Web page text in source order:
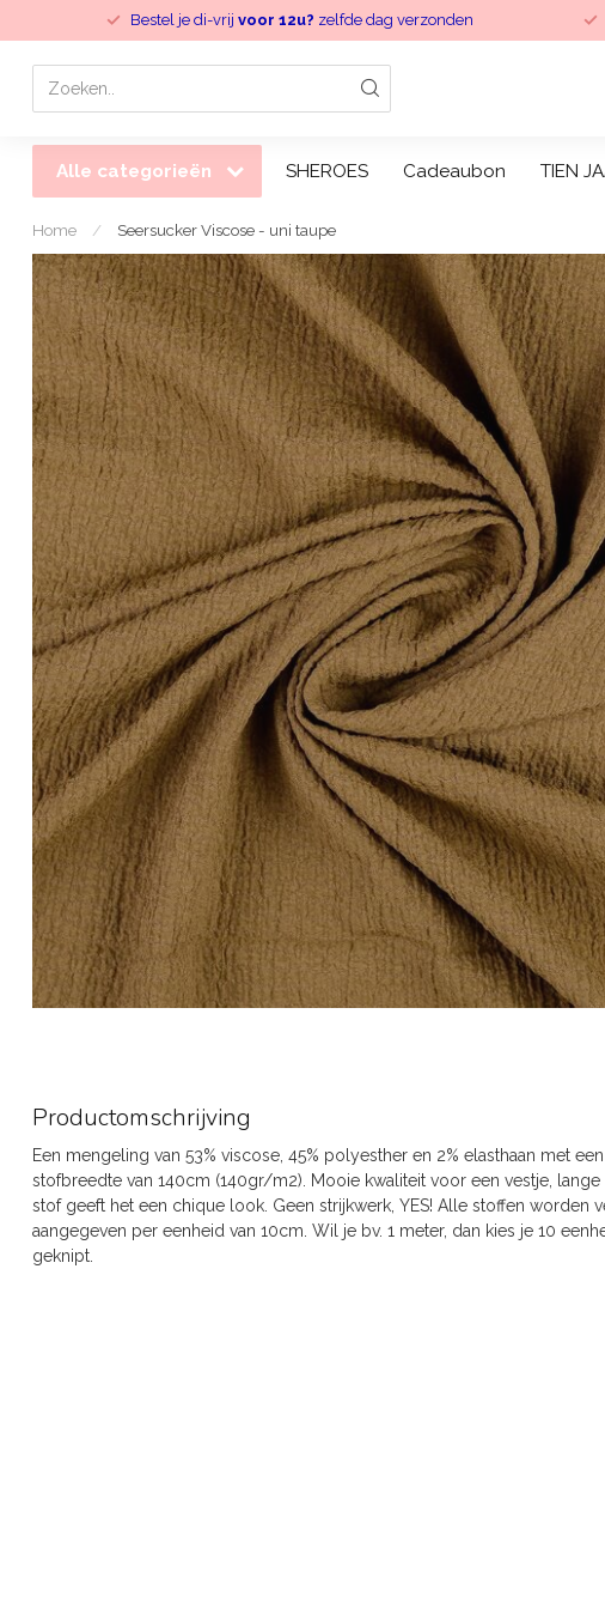
Bestel je di-vrij voor 12u? zelfde dag verzonden
Alle categorieën SHEROES Cadeaubon TIEN
Home / Seersucker Viscose - uni taupe
Productomschrijving
Een mengeling van 53% viscose, 45% polyesther en 2% elasthaan met
stofbreedte van 140cm (140gr/m2). Mooie kwaliteit voor een vestje,
stof geeft het een chique look. Geen strijkwerk, YES! Alle stoffen worden
aangegeven per eenheid van 10cm. Wil je bv. 1 meter, dan kies je 10
geknipt.